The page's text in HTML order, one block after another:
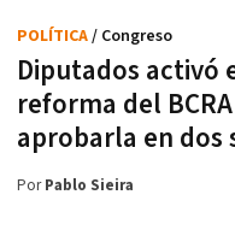
Diputados activó
reforma del
aprobarla en dos
POLÍTICA/ Congreso
PorPablo Sieira